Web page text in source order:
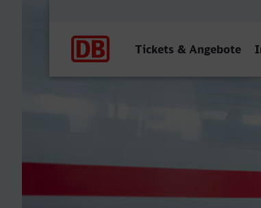
Tickets & Angebote
Bahnhof, Bad